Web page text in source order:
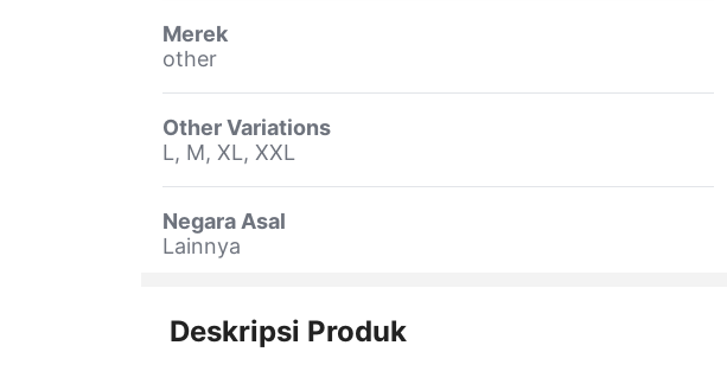
Merek
other
Other Variations
L, M, XL, XXL
Negara Asal
Lainnya
Deskripsi Produk